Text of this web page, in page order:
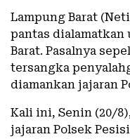
Lampung Barat
pantas
Barat. Pasalnya
tersangka
diamankan jajaran
Kali ini, Senin (20/
jajaran Polsek